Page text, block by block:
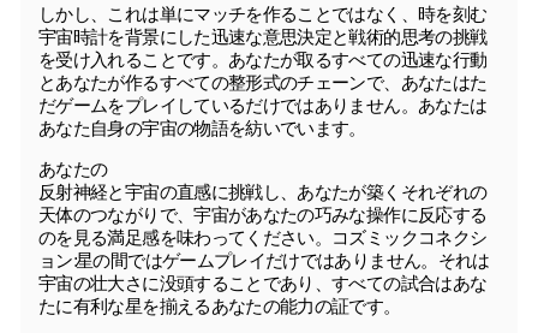
しかし、これは単にマッチを作ることではなく、時を刻む
宇宙時計を背景にした迅速な意思決定と戦術的思考の挑戦
を受け入れることです。あなたが取るすべての迅速な行動
とあなたが作るすべての整形式のチェーンで、あなたはた
だゲームをプレイしているだけではありません。あなたは
あなた自身の宇宙の物語を紡いでいます。
あなたの
反射神経と宇宙の直感に挑戦し、あなたが築くそれぞれの
天体のつながりで、宇宙があなたの巧みな操作に反応する
のを見る満足感を味わってください。コズミックコネクシ
ョン:星の間ではゲームプレイだけではありません。それは
宇宙の壮大さに没頭することであり、すべての試合はあな
たに有利な星を揃えるあなたの能力の証です。